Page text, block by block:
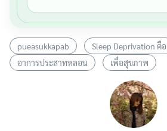
pueasukkapab
Sleep Deprivation คือ
อาการประสาทหลอน
เพื่อสุขภาพ